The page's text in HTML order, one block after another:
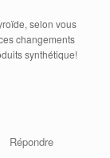
selon vous
changements
synthétique!
Répondre